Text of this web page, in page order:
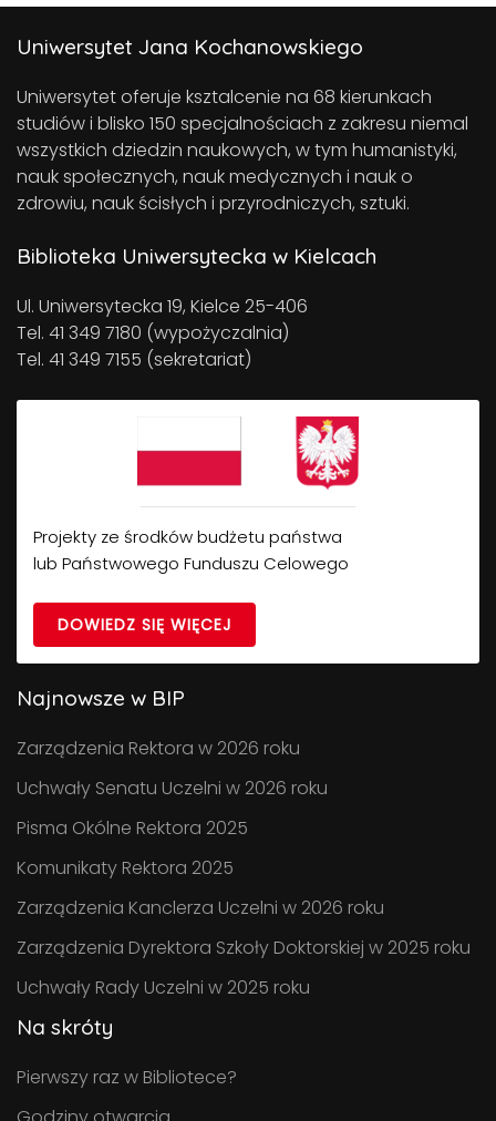
Uniwersytet Jana Kochanowskiego
Uniwersytet oferuje ksztalcenie na 68 kierunkach
studiów i blisko 150 specjalnościach z zakresu niemal
wszystkich dziedzin naukowych, w tym humanistyki,
nauk społecznych, nauk medycznych i nauk o
zdrowiu, nauk ścisłych i przyrodniczych, sztuki.
Biblioteka Uniwersytecka w Kielcach
Ul. Uniwersytecka 19, Kielce 25-406
Tel. 41 349 7180 (wypożyczalnia)
Tel. 41 349 7155 (sekretariat)
Projekty ze środków budżetu państwa
lub Państwowego Funduszu Celowego
DOWIEDZ SIĘ WIĘCEJ
Najnowsze w BIP
Zarządzenia Rektora w 2026 roku
Uchwały Senatu Uczelni w 2026 roku
Pisma Okólne Rektora 2025
Komunikaty Rektora 2025
Zarządzenia Kanclerza Uczelni w 2026 roku
Zarządzenia Dyrektora Szkoły Doktorskiej w 2025 roku
Uchwały Rady Uczelni w 2025 roku
Na skróty
Pierwszy raz w Bibliotece?